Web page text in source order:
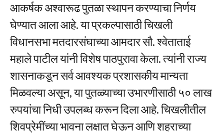
आकर्षक अश्वारूढ पुतळा स्थापन करण्याचा निर्णय
घेण्यात आला आहे. या प्रकल्पासाठी चिखली
विधानसभा मतदारसंघाच्या आमदार सौ. श्वेताताई
महाले पाटील यांनी विशेष पाठपुरावा केला. त्यांनी राज्य
शासनाकडून सर्व आवश्यक प्रशासकीय मान्यता
मिळवल्या असून, या पुतळ्याच्या उभारणीसाठी ५० लाख
रुपयांचा निधी उपलब्ध करून दिला आहे. चिखलीतील
शिवप्रेमींच्या भावना लक्षात घेऊन आणि शहराच्या